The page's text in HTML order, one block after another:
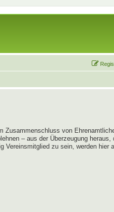
Zusammenschluss von
– aus der Überzeugung heraus,
zu sein, werden hier